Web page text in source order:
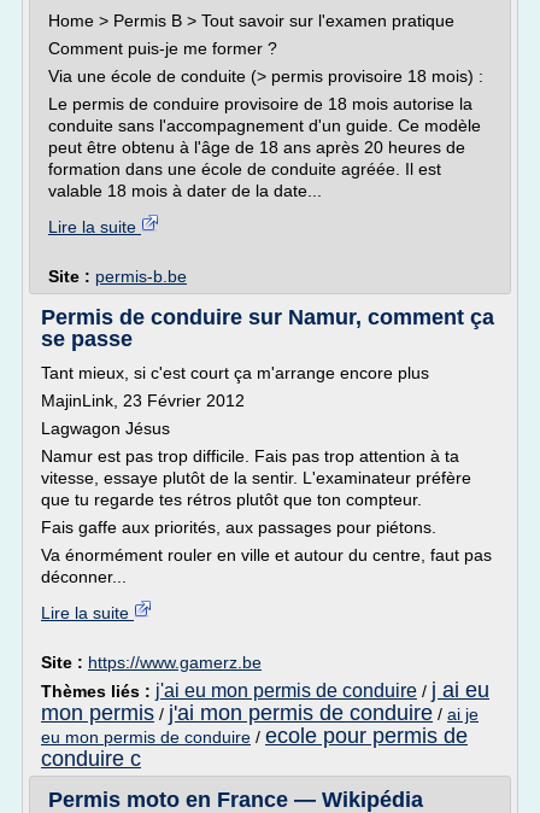
Home > Permis B > Tout savoir sur l'examen pratique
Comment puis-je me former ?
Via une école de conduite (> permis provisoire 18 mois) :
Le permis de conduire provisoire de 18 mois autorise la
conduite sans l'accompagnement d'un guide. Ce modèle
peut être obtenu à l'âge de 18 ans après 20 heures de
formation dans une école de conduite agréée. Il est
valable 18 mois à dater de la date...
Lire la suite
Site : permis-b.be
Permis de conduire sur Namur, comment ça
se passe
Tant mieux, si c'est court ça m'arrange encore plus
MajinLink, 23 Février 2012
Lagwagon Jésus
Namur est pas trop difficile. Fais pas trop attention à ta
vitesse, essaye plutôt de la sentir. L'examinateur préfère
que tu regarde tes rétros plutôt que ton compteur.
Fais gaffe aux priorités, aux passages pour piétons.
Va énormément rouler en ville et autour du centre, faut pas
déconner...
Lire la suite
Site : https://www.gamerz.be
Thèmes liés : j'ai eu mon permis de conduire / j ai eu
mon permis / j'ai mon permis de conduire / ai je
eu mon permis de conduire / ecole pour permis de
conduire c
Permis moto en France — Wikipédia